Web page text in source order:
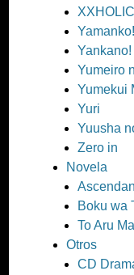
XXHOLIC
Yamanko!
Yankano!
Yumeiro
Yumekui
Yuri
Yuusha
Zero in
Novela
Boku wa
To Aru
Otros
CD